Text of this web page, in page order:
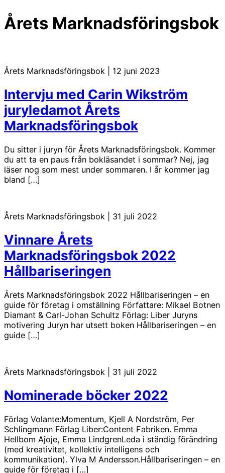
Årets Marknadsföringsbok
Årets Marknadsföringsbok 12 juni 2023
Intervju med Carin Wikström
juryledamot Årets
Marknadsföringsbok
Du sitter i juryn för Årets Marknadsföringsbok. Kommer
du att ta en paus från bokläsandet i sommar? Nej, jag
läser nog som mest under sommaren. I år kommer jag
bland […]
Årets Marknadsföringsbok 31 juli 2022
Vinnare Årets
Marknadsföringsbok 2022
Hållbariseringen
Årets Marknadsföringsbok 2022 Hållbariseringen – en
guide för företag i omställning Författare: Mikael Botnen
Diamant & Carl-Johan Schultz Förlag: Liber Juryns
motivering Juryn har utsett boken Hållbariseringen – en
guide […]
Årets Marknadsföringsbok 31 juli 2022
Nominerade böcker 2022
Förlag Volante:Momentum, Kjell A Nordström, Per
Schlingmann Förlag Liber:Content Fabriken. Emma
Hellbom Ajoje, Emma LindgrenLeda i ständig förändring
(med kreativitet, kollektiv intelligens och
kommunikation). Ylva M Andersson.Hållbariseringen – en
guide för företag i […]